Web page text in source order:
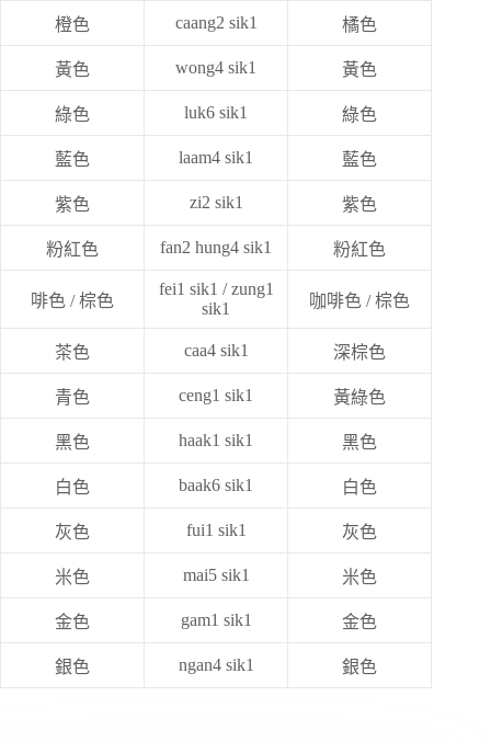
橙色 caang2 sik1 橘色
黃色 wong4 sik1 黃色
綠色 luk6 sik1 綠色
藍色 laam4 sik1 藍色
紫色 zi2 sik1 紫色
粉紅色 fan2 hung4 sik1 粉紅色
啡色 / 棕色
fei1 sik1 / zung1
sik1
咖啡色 / 棕色
茶色 caa4 sik1 深棕色
青色 ceng1 sik1 黃綠色
黑色 haak1 sik1 黑色
白色 baak6 sik1 白色
灰色 fui1 sik1 灰色
米色 mai5 sik1 米色
金色 gam1 sik1 金色
銀色 ngan4 sik1 銀色